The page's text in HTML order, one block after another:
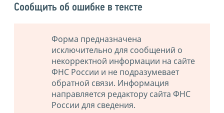
Сообщить об ошибке в тексте
Форма предназначена
исключительно для сообщений о
некорректной информации на сайте
ФНС России и не подразумевает
обратной связи. Информация
направляется редактору сайта ФНС
России для сведения.